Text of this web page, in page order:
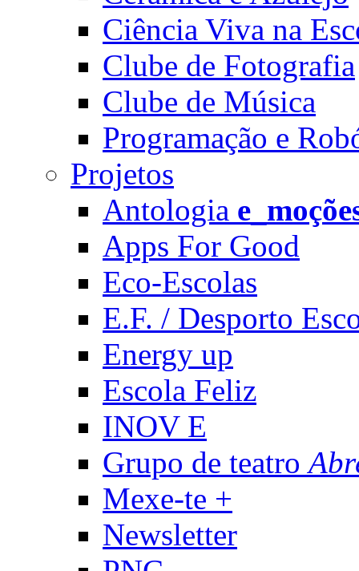
Ciência Viva na
Clube de Fotografia
Clube de Música
Programação e
Projetos
Antologia
Apps For Good
Eco-Escolas
E.F. / Desporto
Energy up
Escola Feliz
INOV E
Grupo de teatro
Mexe-te +
Newsletter